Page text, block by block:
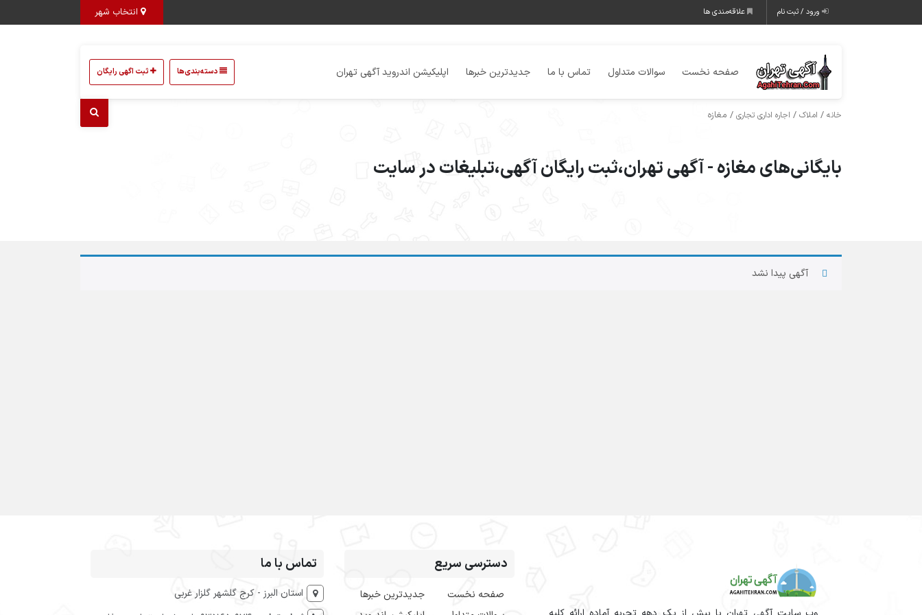
انتخاب شهر ورود / ثبت نام علاقه‌مندی ها
صفحه نخست سوالات متداول تماس با ما جدیدترین خبرها اپلیکیشن اندروید آگهی تهران دسته‌بندی‌ها ثبت اگهی رایگان
خانه / املاک / اجاره اداری تجاری / مغازه
بایگانی‌های مغازه - آگهی تهران،ثبت رایگان آگهی،تبلیغات در سایت
آگهی پیدا نشد
دسترسی سریع
صفحه نخست
جدیدترین خبرها
تماس با ما
استان البرز - کرج گلشهر گلزار غربی